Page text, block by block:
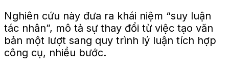
Nghiên cứu này đưa ra khái niệm “suy luận
tác nhân”, mô tả sự thay đổi từ việc tạo văn
bản một lượt sang quy trình lý luận tích hợp
công cụ, nhiều bước.